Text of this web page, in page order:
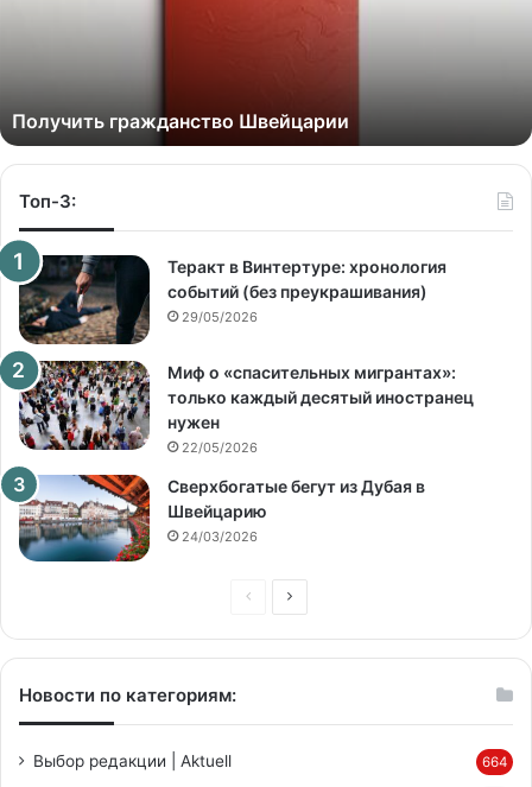
Получить гражданство Швейцарии
Топ-3:
Теракт в Винтертуре: хронология
событий (без преукрашивания)
29/05/2026
Миф о «спасительных мигрантах»:
только каждый десятый иностранец
нужен
22/05/2026
Сверхбогатые бегут из Дубая в
Швейцарию
24/03/2026
Предыдущая
Следующая
Новости по категориям:
Выбор редакции | Aktuell 664